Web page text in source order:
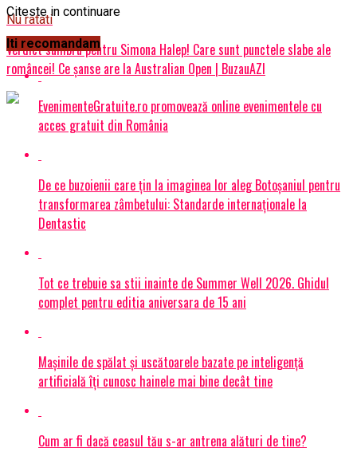
Nu ratati
Verdict sumbru pentru Simona Halep! Care sunt punctele slabe ale
româncei! Ce șanse are la Australian Open | BuzauAZI
Citeste in continuare
Iti recomandam
EvenimenteGratuite.ro promovează online evenimentele cu
acces gratuit din România
De ce buzoienii care țin la imaginea lor aleg Botoșaniul pentru
transformarea zâmbetului: Standarde internaționale la
Dentastic
Tot ce trebuie sa stii inainte de Summer Well 2026. Ghidul
complet pentru editia aniversara de 15 ani
Mașinile de spălat și uscătoarele bazate pe inteligență
artificială îți cunosc hainele mai bine decât tine
Cum ar fi dacă ceasul tău s-ar antrena alături de tine?